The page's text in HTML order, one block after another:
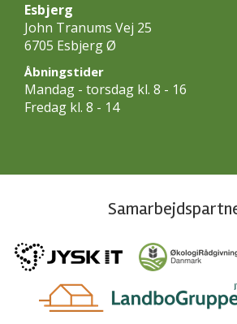
Esbjerg
John Tranums Vej 25
6705 Esbjerg Ø
Åbningstider
Mandag - torsdag kl. 8 - 16
Fredag kl. 8 - 14